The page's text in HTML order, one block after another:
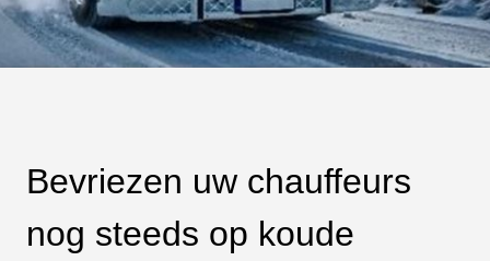
Bevriezen uw chauffeurs
nog steeds op koude